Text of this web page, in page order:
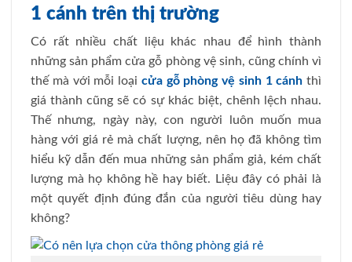
1 cánh trên thị trường
Có rất nhiều chất liệu khác nhau để hình thành
những sản phẩm cửa gỗ phòng vệ sinh, cũng chính vì
thế mà với mỗi loại cửa gỗ phòng vệ sinh 1 cánh thì
giá thành cũng sẽ có sự khác biệt, chênh lệch nhau.
Thế nhưng, ngày này, con người luôn muốn mua
hàng với giá rẻ mà chất lượng, nên họ đã không tìm
hiểu kỹ dẫn đến mua những sản phẩm giả, kém chất
lượng mà họ không hề hay biết. Liệu đây có phải là
một quyết định đúng đắn của người tiêu dùng hay
không?